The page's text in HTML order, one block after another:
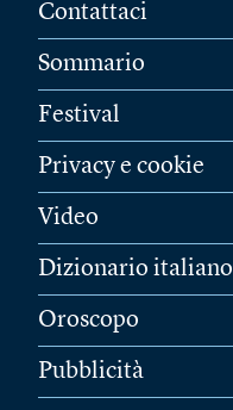
Contattaci
Sommario
Festival
Privacy e cookie
Video
Dizionario italiano
Oroscopo
Pubblicità